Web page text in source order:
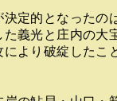
定的となったの
義光と庄内の大
より破綻したこ